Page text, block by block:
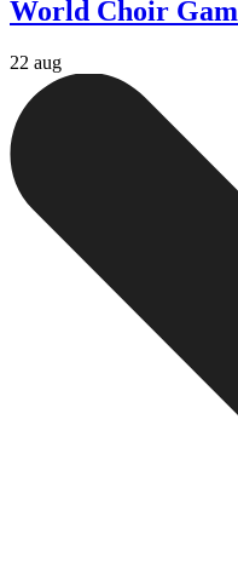
World Choir
22 aug